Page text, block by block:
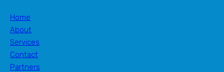
Home
About
Services
Contact
Partners